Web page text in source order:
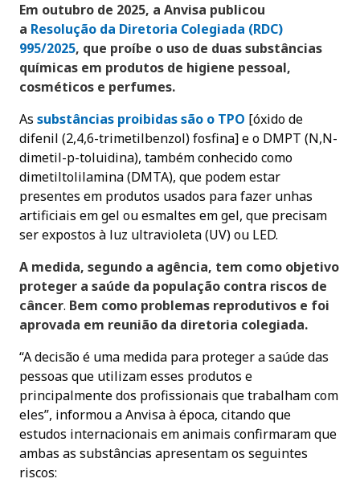
Em outubro de 2025, a Anvisa publicou
a Resolução da Diretoria Colegiada (RDC)
995/2025, que proíbe o uso de duas substâncias
químicas em produtos de higiene pessoal,
cosméticos e perfumes.
As substâncias proibidas são o TPO [óxido de
difenil (2,4,6-trimetilbenzol) fosfina] e o DMPT (N,N-
dimetil-p-toluidina), também conhecido como
dimetiltolilamina (DMTA), que podem estar
presentes em produtos usados para fazer unhas
artificiais em gel ou esmaltes em gel, que precisam
ser expostos à luz ultravioleta (UV) ou LED.
A medida, segundo a agência, tem como objetivo
proteger a saúde da população contra riscos de
câncer. Bem como problemas reprodutivos e foi
aprovada em reunião da diretoria colegiada.
“A decisão é uma medida para proteger a saúde das
pessoas que utilizam esses produtos e
principalmente dos profissionais que trabalham com
eles”, informou a Anvisa à época, citando que
estudos internacionais em animais confirmaram que
ambas as substâncias apresentam os seguintes
riscos: